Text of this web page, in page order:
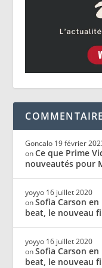
Goncalo 19 février
onCe que Prime
nouveautés pour
yoyyo 16 juillet 2020
onSofia Carson
beat, le nouveau
yoyyo 16 juillet 2020
onSofia Carson
beat, le nouveau